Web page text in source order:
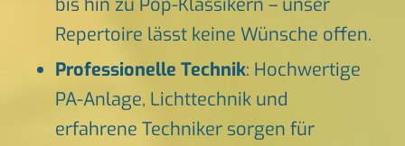
bis hin zu Pop-Klassikern – unser
Repertoire lässt keine Wünsche offen.
Professionelle Technik: Hochwertige
PA-Anlage, Lichttechnik und
erfahrene Techniker sorgen für